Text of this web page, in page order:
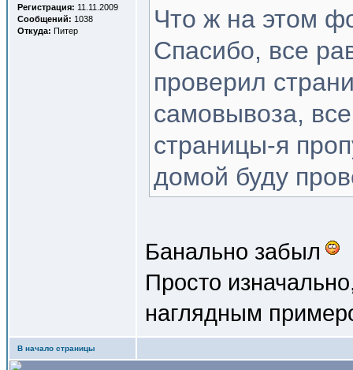
Регистрация: 11.11.2009
Сообщений: 1038
Откуда: Питер
Что ж на этом
Спасибо, все
проверил
самовывоза,
страницы-я
домой буду
Банально забыл
Просто
наглядным
В начало страницы